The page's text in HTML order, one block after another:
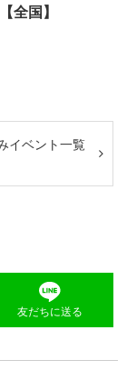
全国】
イベント一覧
友だちに送る